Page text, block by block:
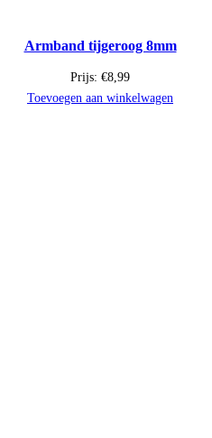
Armband tijgeroog 8mm
Prijs: €8,99
Toevoegen aan winkelwagen